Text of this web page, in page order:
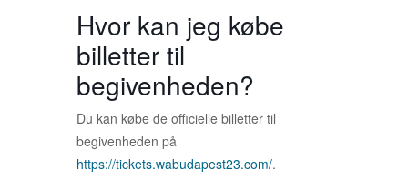
Hvor kan jeg købe
billetter til
begivenheden?
Du kan købe de officielle billetter til
begivenheden på
https://tickets.wabudapest23.com/.